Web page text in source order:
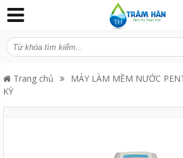
Trang chủ
MÁY LÀM MỀM NƯỚC
KỲ